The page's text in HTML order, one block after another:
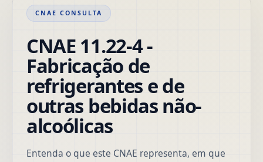
CNAE CONSULTA
CNAE 11.22-4 -
Fabricação de
refrigerantes e de
outras bebidas não-
alcoólicas
Entenda o que este CNAE representa, em que